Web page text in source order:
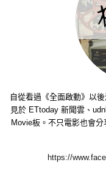
自從看過《全面啟動》以
見於 ETtoday 新聞雲、
Movie板。不只電影也會
https://